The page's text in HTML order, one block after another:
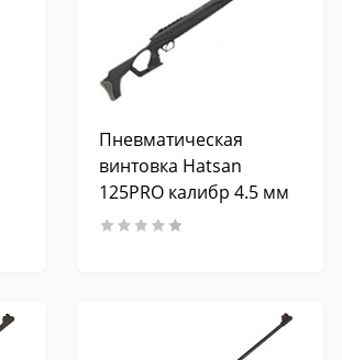
Пневматическая
винтовка Hatsan
125PRO калибр 4.5 мм
3 Дж